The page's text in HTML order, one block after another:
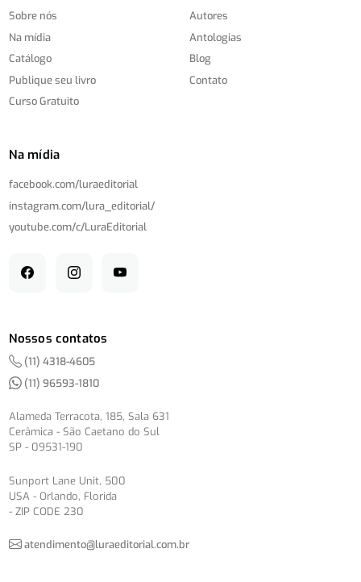
Sobre nós
Na mídia
Catálogo
Publique seu livro
Curso Gratuito
Autores
Antologias
Blog
Contato
Na mídia
facebook.com/luraeditorial
instagram.com/lura_editorial/
youtube.com/c/LuraEditorial
Nossos contatos
(11) 4318-4605
(11) 96593-1810
Alameda Terracota, 185, Sala 631
Cerâmica - São Caetano do Sul
SP - 09531-190
Sunport Lane Unit, 500
USA - Orlando, Florida
- ZIP CODE 230
atendimento@luraeditorial.com.br